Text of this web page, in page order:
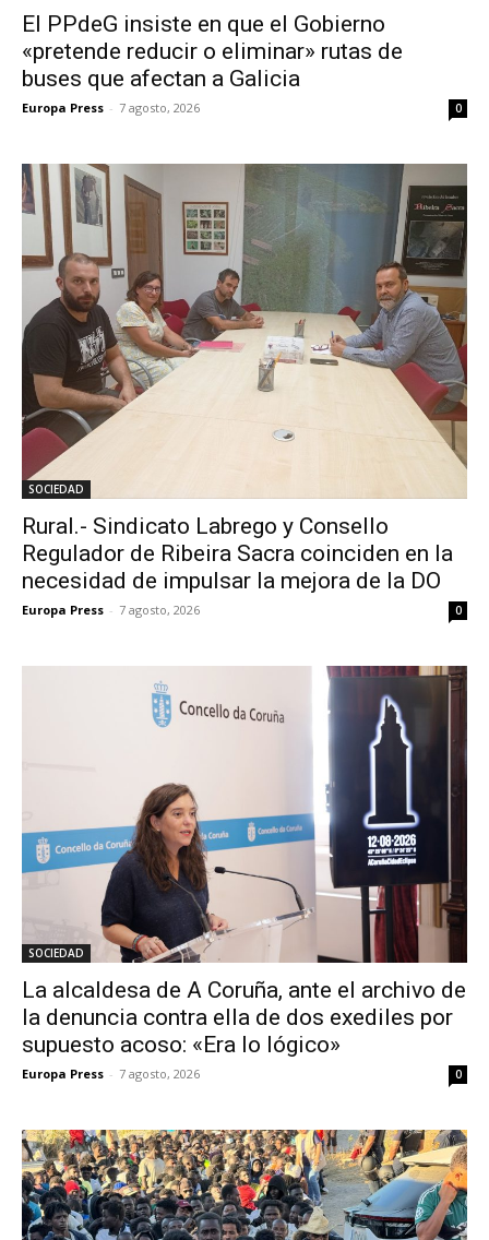
El PPdeG insiste en que el Gobierno
«pretende reducir o eliminar» rutas de
buses que afectan a Galicia
Europa Press - 7 agosto, 2026 0
SOCIEDAD
Rural.- Sindicato Labrego y Consello
Regulador de Ribeira Sacra coinciden en la
necesidad de impulsar la mejora de la DO
Europa Press - 7 agosto, 2026 0
SOCIEDAD
La alcaldesa de A Coruña, ante el archivo de
la denuncia contra ella de dos exediles por
supuesto acoso: «Era lo lógico»
Europa Press - 7 agosto, 2026 0